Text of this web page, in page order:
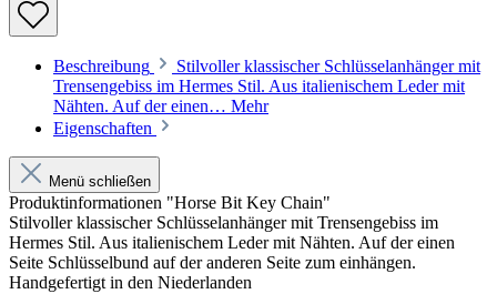
Beschreibung
Stilvoller klassischer Schlüsselanhänger mit
Trensengebiss im Hermes Stil. Aus italienischem Leder mit
Nähten. Auf der einen… Mehr
Eigenschaften
Menü schließen
Produktinformationen "Horse Bit Key Chain"
Stilvoller klassischer Schlüsselanhänger mit Trensengebiss im
Hermes Stil. Aus italienischem Leder mit Nähten. Auf der einen
Seite Schlüsselbund auf der anderen Seite zum einhängen.
Handgefertigt in den Niederlanden